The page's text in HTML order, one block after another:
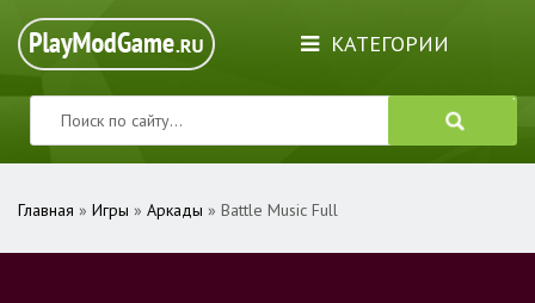
КАТЕГОРИИ
Главная » Игры » Аркады » Battle Music Full